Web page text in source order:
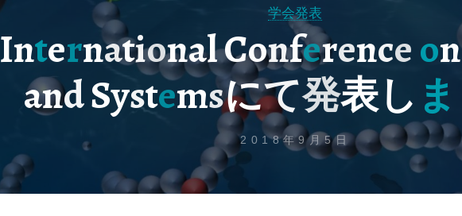
学会発表
InternationalConferenceon
andSystemsにて発表し ま
2018年9月5日